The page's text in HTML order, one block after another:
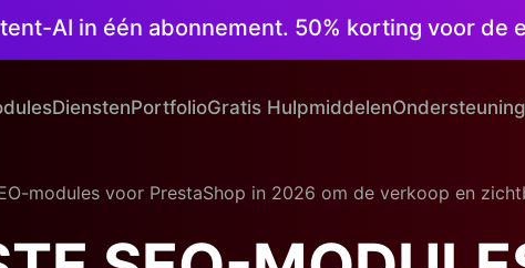
AI in één abonnement. 50% korting voor de
DienstenPortfolioGratis HulpmiddelenOndersteuning
modules voor PrestaShop in 2026 om de verkoop en